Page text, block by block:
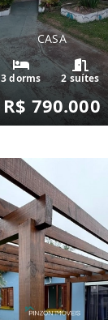
CASA
3 dorms 2 suítes
R$ 790.000